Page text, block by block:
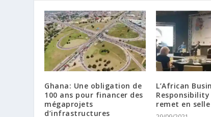
Ghana: Une obligation de
100 ans pour financer des
mégaprojets
d’infrastructures
L’African
Responsibility
remet en selle